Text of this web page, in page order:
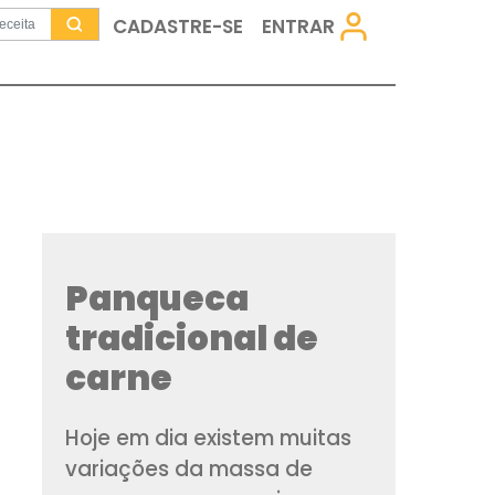
CADASTRE-SE
Panqueca
carne